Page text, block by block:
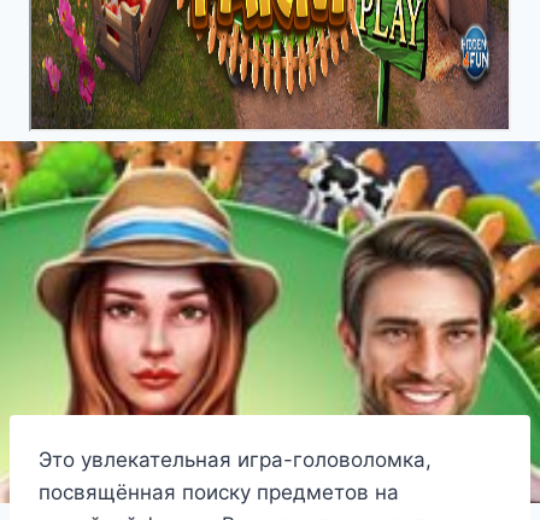
Это увлекательная игра-головоломка,
посвящённая поиску предметов на